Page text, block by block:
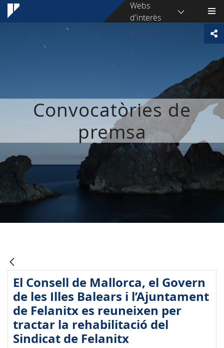
Webs
d'interès
Convocatòries de
premsa
El Consell de Mallorca, el Govern
de les Illes Balears i l’Ajuntament
de Felanitx es reuneixen per
tractar la rehabilitació del
Sindicat de Felanitx